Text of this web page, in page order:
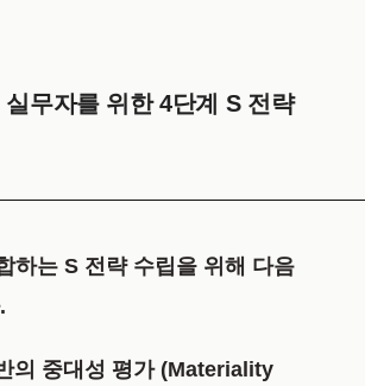
무자를 위한 4단계 S 전략
하는 S 전략 수립을 위해 다음
의 중대성 평가 (Materiality